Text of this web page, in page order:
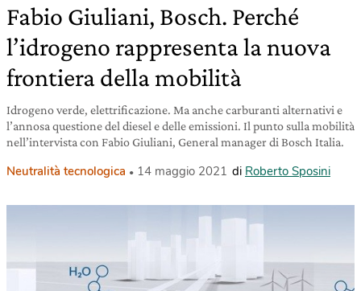
Fabio Giuliani, Bosch. Perché
l’idrogeno rappresenta la nuova
frontiera della mobilità
Idrogeno verde, elettrificazione. Ma anche carburanti alternativi e
l’annosa questione del diesel e delle emissioni. Il punto sulla mobilità
nell’intervista con Fabio Giuliani, General manager di Bosch Italia.
Neutralità tecnologica 14 maggio 2021 di Roberto Sposini